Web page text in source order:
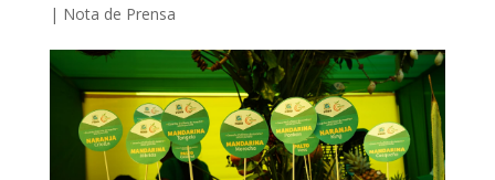
| Nota de Prensa